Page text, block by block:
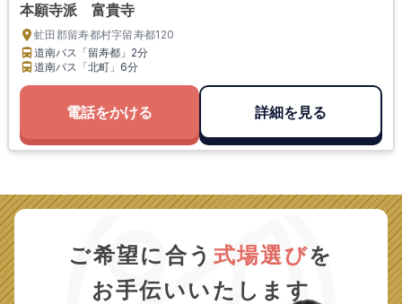
本願寺派 富貴寺
虻田郡留寿都村字留寿都120
道南バス「留寿都」 2分
道南バス「北町」 6分
電話をかける 詳細を見る
ご希望に合う 式場選びを
お手伝いいたします